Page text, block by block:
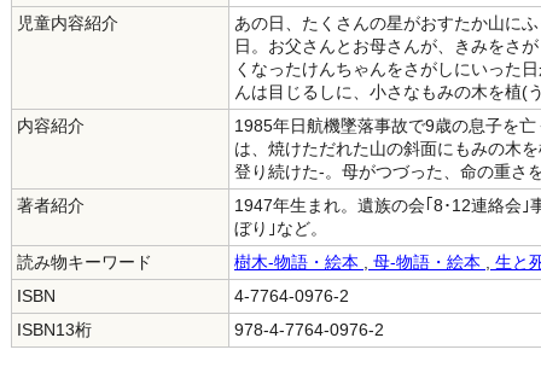
児童内容紹介
あの日、たくさんの星がおすたか山に
日。お父さんとお母さんが、きみをさ
くなったけんちゃんをさがしにいった
んは目じるしに、小さなもみの木を植
内容紹介
1985年日航機墜落事故で9歳の息子を
は、焼けただれた山の斜面にもみの木
登り続けた-。母がつづった、命の重さ
著者紹介
1947年生まれ。遺族の会｢8･12連絡会｣
ぼり｣など。
読み物キーワード
樹木-物語・絵本 母-物語・絵本
生と
ISBN
4-7764-0976-2
ISBN13桁
978-4-7764-0976-2